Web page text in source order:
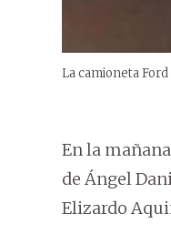
La camioneta
En la
de Ángel
Elizardo